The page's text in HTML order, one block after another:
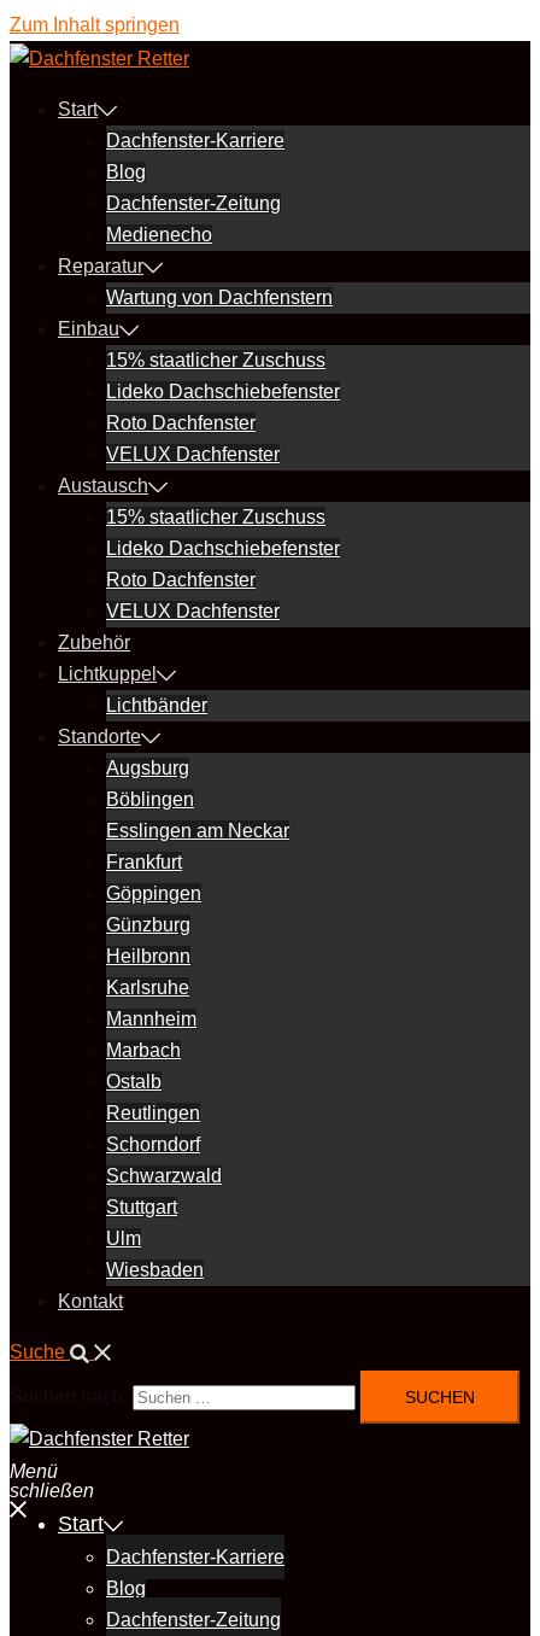
Zum Inhalt springen
Start
Dachfenster-Karriere
Blog
Dachfenster-Zeitung
Medienecho
Reparatur
Wartung von Dachfenstern
Einbau
15% staatlicher Zuschuss
Lideko Dachschiebefenster
Roto Dachfenster
VELUX Dachfenster
Austausch
15% staatlicher Zuschuss
Lideko Dachschiebefenster
Roto Dachfenster
VELUX Dachfenster
Zubehör
Lichtkuppel
Lichtbänder
Standorte
Augsburg
Böblingen
Esslingen am Neckar
Frankfurt
Göppingen
Günzburg
Heilbronn
Karlsruhe
Mannheim
Marbach
Ostalb
Reutlingen
Schorndorf
Schwarzwald
Stuttgart
Ulm
Wiesbaden
Kontakt
Suche
Menü
schließen
Start
Dachfenster-Karriere
Blog
Dachfenster-Zeitung